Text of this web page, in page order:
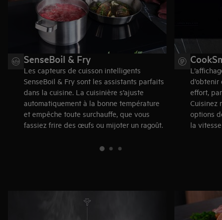
SenseBoil & Fry
Les capteurs de cuisson intelligents
SenseBoil & Fry sont les assistants parfaits
dans la cuisine. La cuisinière s’ajuste
automatiquement à la bonne température
et empêche toute surchauffe, que vous
fassiez frire des œufs ou mijoter un ragoût.
effort,
Cuisinez
options
la